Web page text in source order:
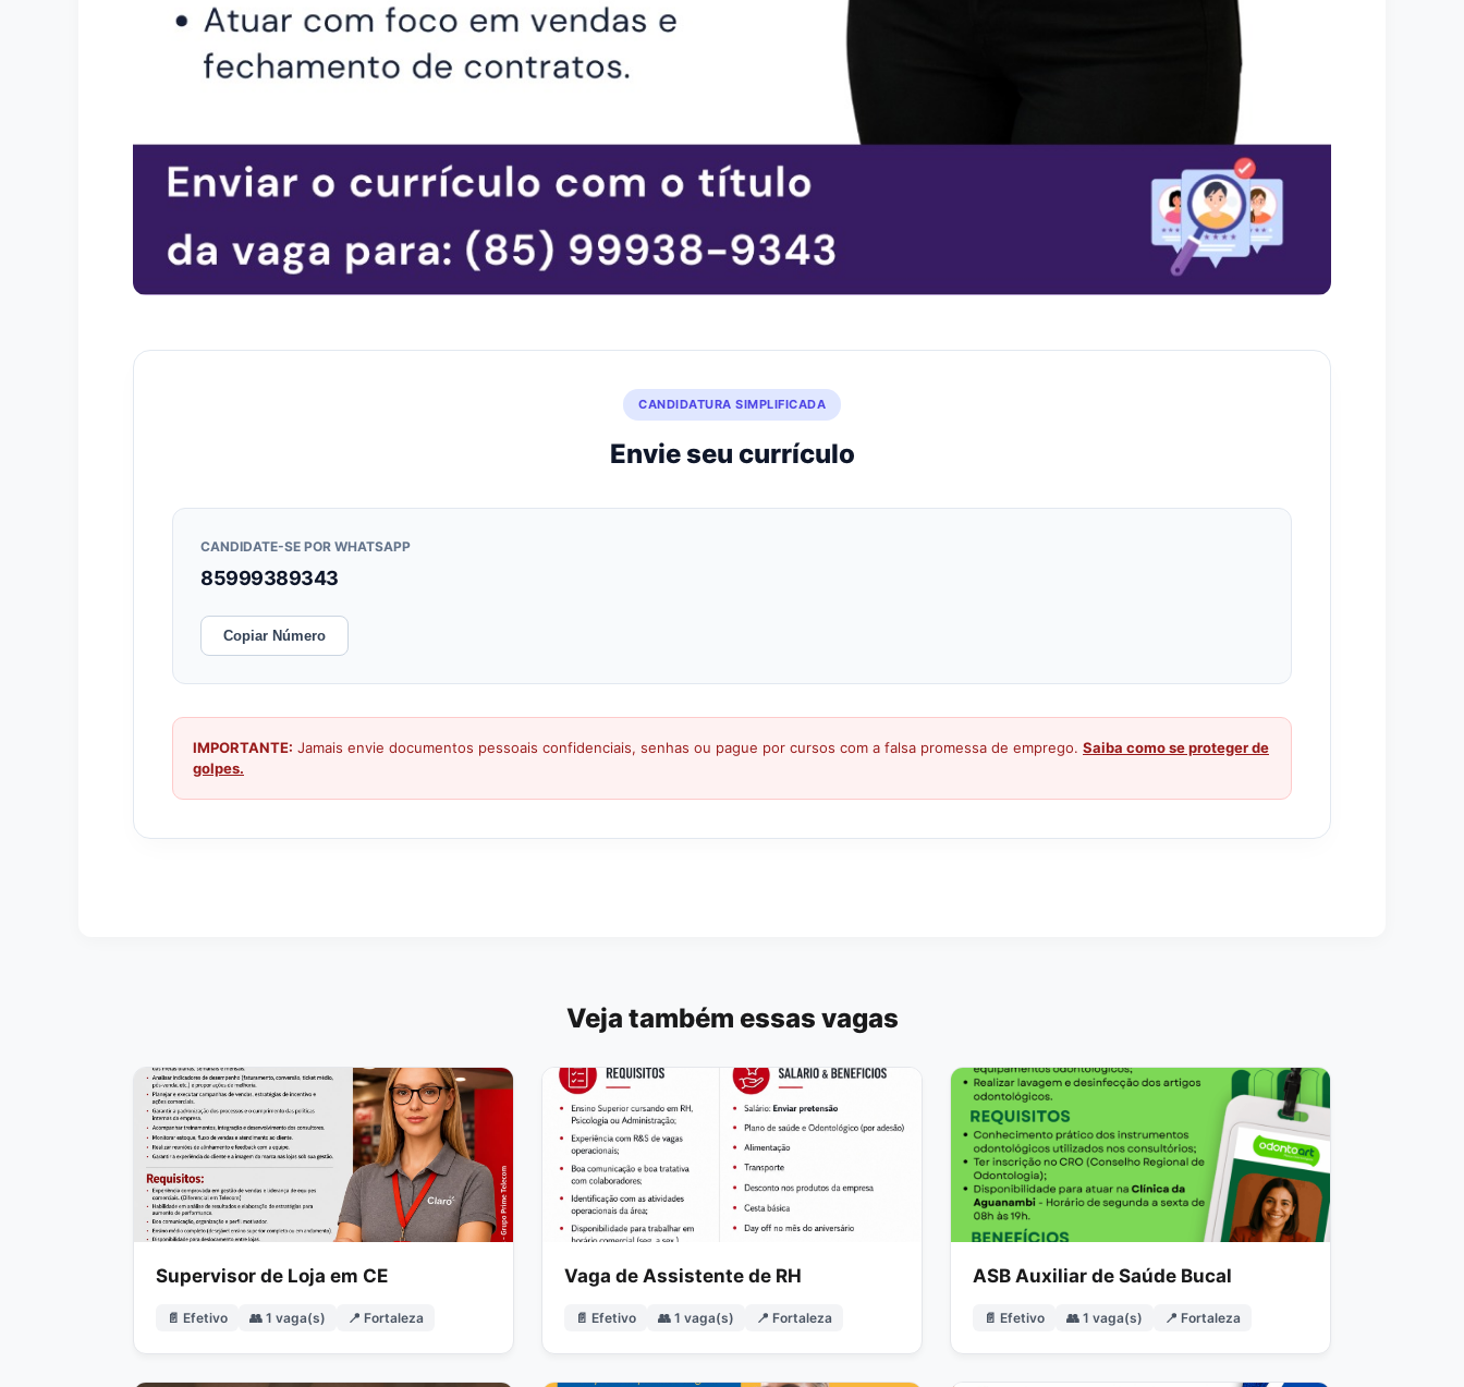
CANDIDATURA SIMPLIFICADA
Envie seu currículo
CANDIDATE-SE POR WHATSAPP
85999389343
Copiar Número
IMPORTANTE: Jamais envie documentos pessoais confidenciais, senhas ou pague por cursos com a falsa promessa de emprego. Saiba como se proteger de
golpes.
Veja também essas vagas
Supervisor de Loja em CE
📄 Efetivo 👥 1 vaga(s) 📍 Fortaleza
Vaga de Assistente de RH
📄 Efetivo 👥 1 vaga(s) 📍 Fortaleza
ASB Auxiliar de Saúde Bucal
📄 Efetivo 👥 1 vaga(s) 📍 Fortaleza